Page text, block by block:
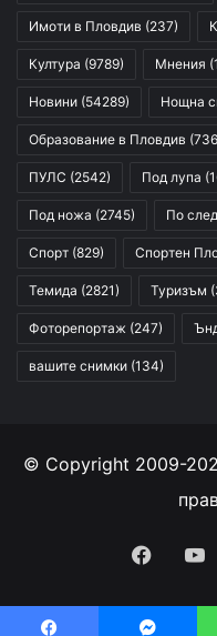
Имоти в Пловдив (237)
Култура (9789) Мнения
Новини (54289) Нощна
Образование в Пловдив
ПУЛС (2542) Под лупа
Под ножа (2745) По
Спорт (829) Спортен
Темида (2821) Туризъм
Фоторепортаж (247)
вашите снимки (134)
© Copyright 2009-